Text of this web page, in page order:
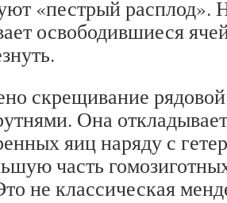
«пестрый расплод».
освободившиеся
скрещивание
Она
яиц наряду с
часть
не классическая